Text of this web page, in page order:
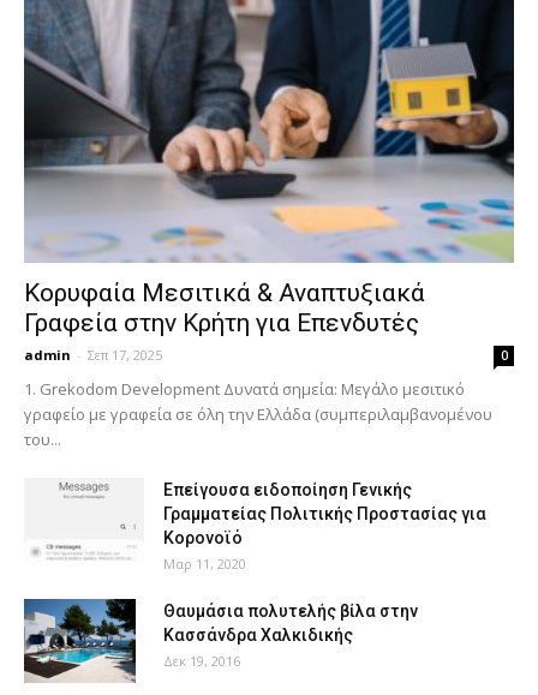
Κορυφαία Μεσιτικά & Αναπτυξιακά
Γραφεία στην Κρήτη για Επενδυτές
admin - Σεπ 17, 2025 0
1. Grekodom Development Δυνατά σημεία: Μεγάλο μεσιτικό
γραφείο με γραφεία σε όλη την Ελλάδα (συμπεριλαμβανομένου
του...
Επείγουσα ειδοποίηση Γενικής
Γραμματείας Πολιτικής Προστασίας για
Κορονοϊό
Μαρ 11, 2020
Θαυμάσια πολυτελής βίλα στην
Κασσάνδρα Χαλκιδικής
Δεκ 19, 2016